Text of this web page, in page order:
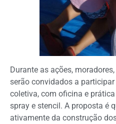
Durante as ações,
serão convidados a
coletiva, com oficina e
spray e stencil. A proposta é
ativamente da construção